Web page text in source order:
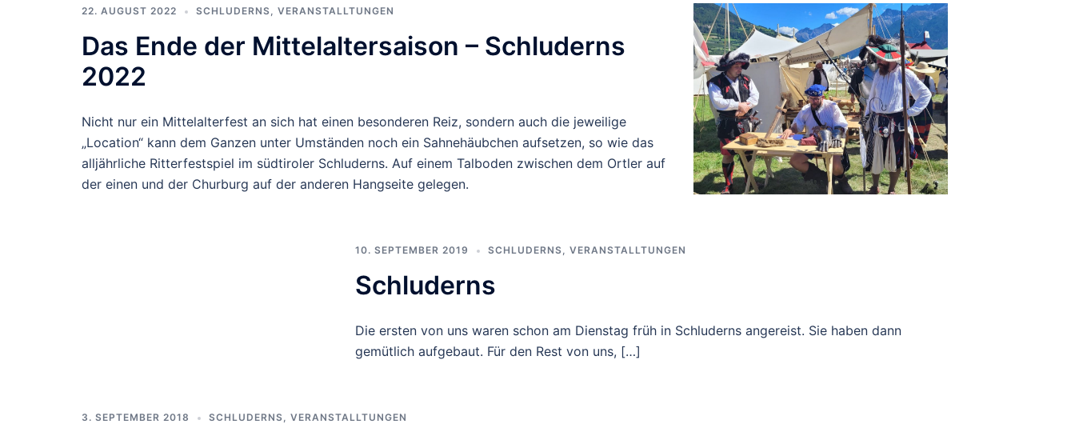
22. AUGUST 2022 SCHLUDERNS, VERANSTALLTUNGEN
Das Ende der Mittelaltersaison – Schluderns
2022
Nicht nur ein Mittelalterfest an sich hat einen besonderen Reiz, sondern auch die jeweilige
„Location“ kann dem Ganzen unter Umständen noch ein Sahnehäubchen aufsetzen, so wie das
alljährliche Ritterfestspiel im südtiroler Schluderns. Auf einem Talboden zwischen dem Ortler auf
der einen und der Churburg auf der anderen Hangseite gelegen.
10. SEPTEMBER 2019 SCHLUDERNS, VERANSTALLTUNGEN
Schluderns
Die ersten von uns waren schon am Dienstag früh in Schluderns angereist. Sie haben dann
gemütlich aufgebaut. Für den Rest von uns, […]
3. SEPTEMBER 2018 SCHLUDERNS, VERANSTALLTUNGEN